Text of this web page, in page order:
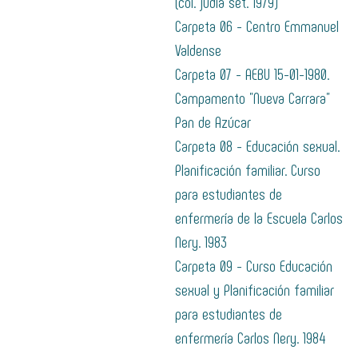
Carpeta 06 - Centro Emmanuel
Valdense
Carpeta 07 - AEBU 15-01-1980.
Campamento "Nueva Carrara"
Pan de Azúcar
Carpeta 08 - Educación sexual.
Planificación familiar. Curso
para estudiantes de
enfermería de la Escuela Carlos
Nery. 1983
Carpeta 09 - Curso Educación
sexual y Planificación familiar
para estudiantes de
enfermería Carlos Nery. 1984